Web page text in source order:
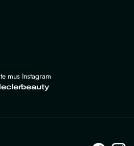
mus Instagram